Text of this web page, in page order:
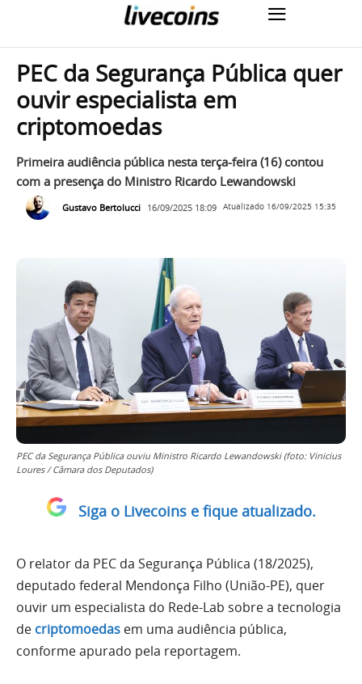
PEC da Segurança Pública quer
ouvir especialista em
criptomoedas
Primeira audiência pública nesta terça-feira (16) contou
com a presença do Ministro Ricardo Lewandowski
Gustavo Bertolucci 16/09/2025 18:09 Atualizado 16/09/2025 15:35
PEC da Segurança Pública ouviu Ministro Ricardo Lewandowski (foto: Vinicius
Loures / Câmara dos Deputados)
Siga o Livecoins e fique atualizado.
O relator da PEC da Segurança Pública (18/2025),
deputado federal Mendonça Filho (União-PE), quer
ouvir um especialista do Rede-Lab sobre a tecnologia
de criptomoedas em uma audiência pública,
conforme apurado pela reportagem.